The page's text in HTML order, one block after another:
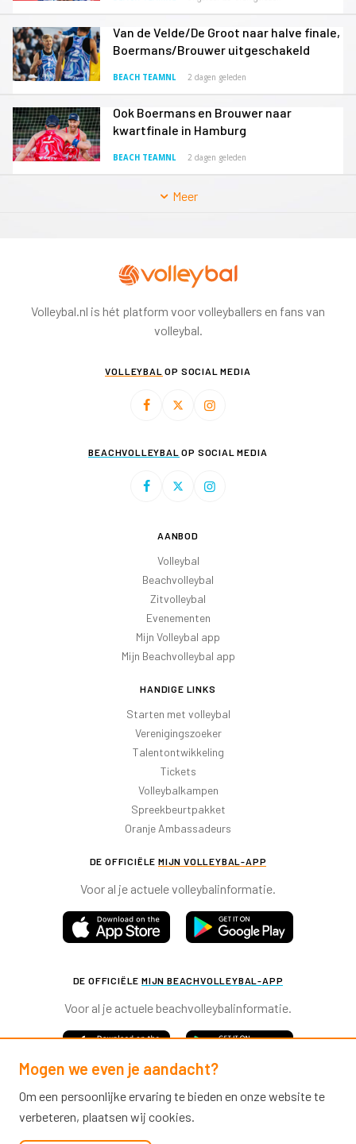
Van de Velde/De Groot naar halve finale,
Boermans/Brouwer uitgeschakeld
BEACH TEAMNL 2 dagen geleden
Ook Boermans en Brouwer naar
kwartfinale in Hamburg
BEACH TEAMNL 2 dagen geleden
Meer
Volleybal.nl is hét platform voor volleyballers en fans van
volleybal.
VOLLEYBAL OP SOCIAL MEDIA
BEACHVOLLEYBAL OP SOCIAL MEDIA
AANBOD
Volleybal
Beachvolleybal
Zitvolleybal
Evenementen
Mijn Volleybal app
Mijn Beachvolleybal app
HANDIGE LINKS
Starten met volleybal
Verenigingszoeker
Talentontwikkeling
Tickets
Volleybalkampen
Spreekbeurtpakket
Oranje Ambassadeurs
DE OFFICIËLE MIJN VOLLEYBAL-APP
Voor al je actuele volleybalinformatie.
DE OFFICIËLE MIJN BEACHVOLLEYBAL-APP
Voor al je actuele beachvolleybalinformatie.
Mogen we even je aandacht?
Om een persoonlijke ervaring te bieden en onze website te
verbeteren, plaatsen wij cookies.